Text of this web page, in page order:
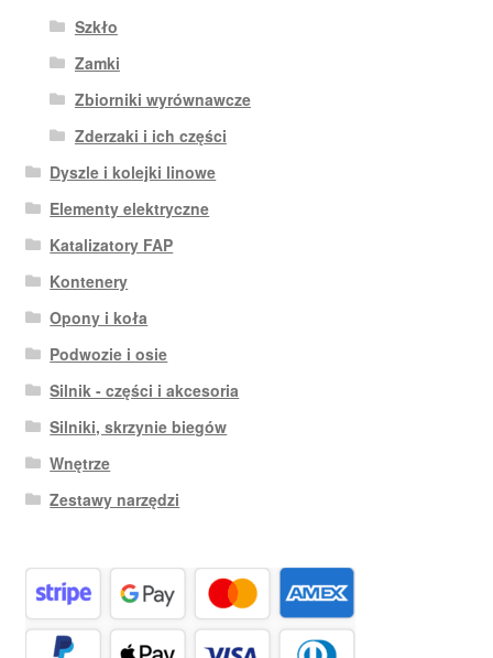
Szkło
Zamki
Zbiorniki wyrównawcze
Zderzaki i ich części
Dyszle i kolejki linowe
Elementy elektryczne
Katalizatory FAP
Kontenery
Opony i koła
Podwozie i osie
Silnik - części i akcesoria
Silniki, skrzynie biegów
Wnętrze
Zestawy narzędzi